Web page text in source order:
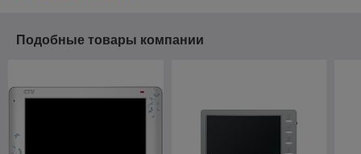
Подобные товары компании